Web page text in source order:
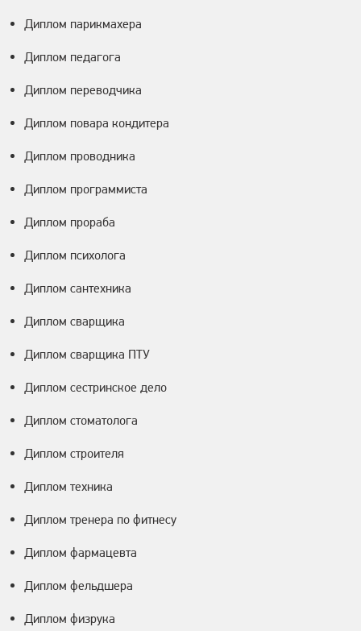
Диплом парикмахера
Диплом педагога
Диплом переводчика
Диплом повара кондитера
Диплом проводника
Диплом программиста
Диплом прораба
Диплом психолога
Диплом сантехника
Диплом сварщика
Диплом сварщика ПТУ
Диплом сестринское дело
Диплом стоматолога
Диплом строителя
Диплом техника
Диплом тренера по фитнесу
Диплом фармацевта
Диплом фельдшера
Диплом физрука